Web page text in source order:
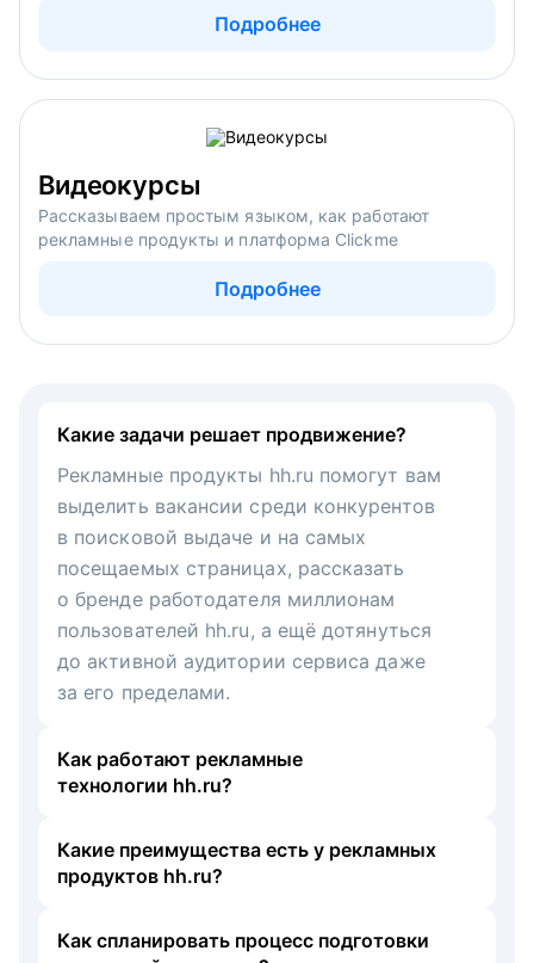
Подробнее
Видеокурсы
Рассказываем простым языком, как работают
рекламные продукты и платформа Clickme
Подробнее
Какие задачи решает продвижение?
Рекламные продукты hh.ru помогут вам
выделить вакансии среди конкурентов
в поисковой выдаче и на самых
посещаемых страницах, рассказать
о бренде работодателя миллионам
пользователей hh.ru, а ещё дотянуться
до активной аудитории сервиса даже
за его пределами.
Как работают рекламные
технологии hh.ru?
Какие преимущества есть у рекламных
продуктов hh.ru?
Как спланировать процесс подготовки